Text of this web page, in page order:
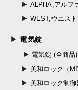
ALPHA,アルフ
WEST,ウエスト
電気錠
電気錠 (全商品)
美和ロック（
美和ロック制